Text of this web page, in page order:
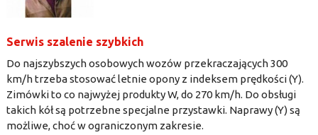
Serwis szalenie szybkich
Do najszybszych osobowych wozów przekraczających 300
km/h trzeba stosować letnie opony z indeksem prędkości (Y).
Zimówki to co najwyżej produkty W, do 270 km/h. Do obsługi
takich kół są potrzebne specjalne przystawki. Naprawy (Y) są
możliwe, choć w ograniczonym zakresie.